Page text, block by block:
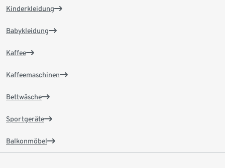
Kinderkleidung
Babykleidung
Kaffee
Kaffeemaschinen
Bettwäsche
Sportgeräte
Balkonmöbel